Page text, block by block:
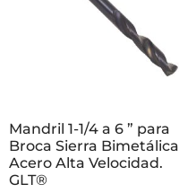
Mandril 1-1/4 a 6 ” para
Broca Sierra Bimetálica
Acero Alta Velocidad.
GLT®